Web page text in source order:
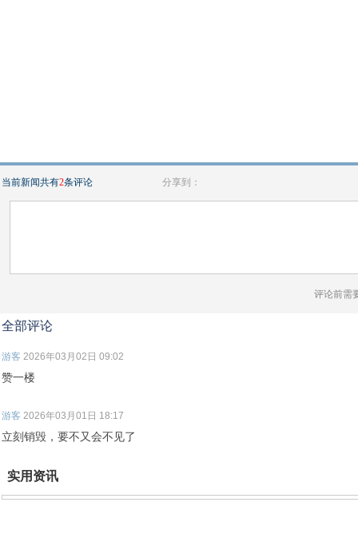
当前新闻共有2条评论 分享到：
评论前需
全部评论
游客 2026年03月02日 09:02
赞一楼
游客 2026年03月01日 18:17
立刻销毁，要不又会不见了
实用资讯